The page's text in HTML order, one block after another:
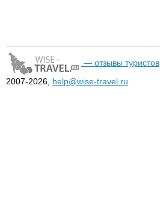
— отзывы туристов
2007-2026, help@wise-travel.ru